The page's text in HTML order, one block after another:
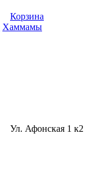
Корзина
Хаммамы
Ул. Афонская 1 к2